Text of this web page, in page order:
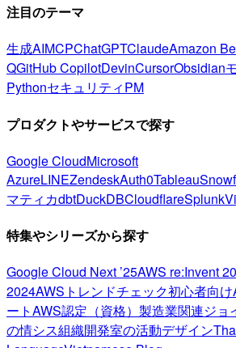
注目のテーマ
生成AIMCPChatGPTClaudeAmazon
QGitHub CopilotDevinCursorObsidian
PythonセキュリティPM
プロダクトやサービスで探す
Google CloudMicrosoft
AzureLINEZendeskAuth0Tableau
マティカdbtDuckDBCloudflareSplunk
特集やシリーズから探す
Google Cloud Next ’25AWS re:Invent
2024AWSトレンドチェック初心者向け
ートAWS認定（資格） 製造業関連ジョ
の情シス組織開発室の活動デザイン